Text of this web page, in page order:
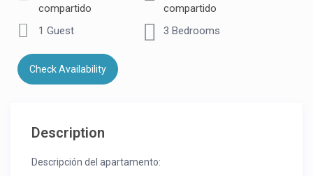
compartido
compartido
1 Guest
3 Bedrooms
Check Availability
Description
Descripción del apartamento: